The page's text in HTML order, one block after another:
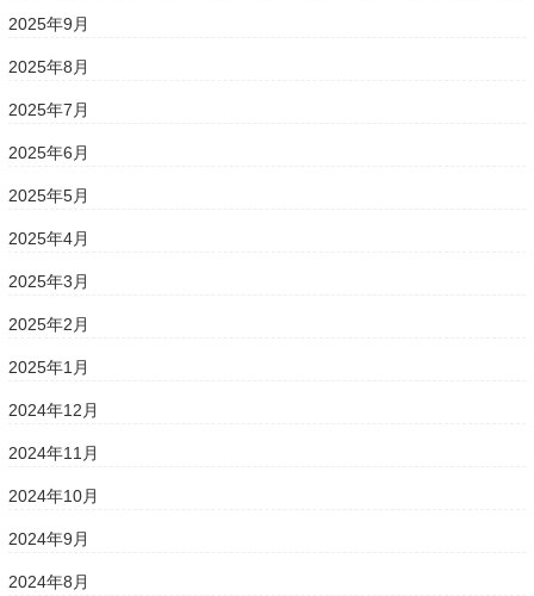
2025年9月
2025年8月
2025年7月
2025年6月
2025年5月
2025年4月
2025年3月
2025年2月
2025年1月
2024年12月
2024年11月
2024年10月
2024年9月
2024年8月